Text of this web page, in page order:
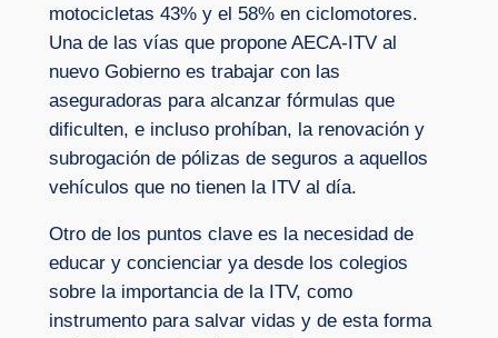
motocicletas 43% y el 58% en ciclomotores.
Una de las vías que propone AECA-ITV al
nuevo Gobierno es trabajar con las
aseguradoras para alcanzar fórmulas que
dificulten, e incluso prohíban, la renovación y
subrogación de pólizas de seguros a aquellos
vehículos que no tienen la ITV al día.
Otro de los puntos clave es la necesidad de
educar y concienciar ya desde los colegios
sobre la importancia de la ITV, como
instrumento para salvar vidas y de esta forma